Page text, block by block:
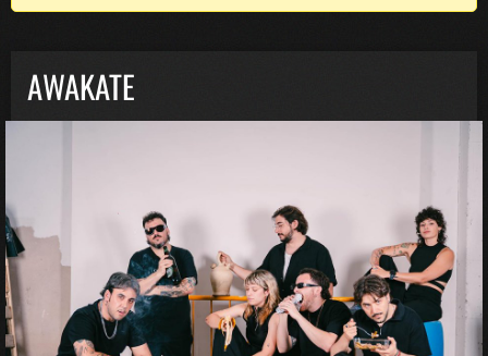
AWAKATE